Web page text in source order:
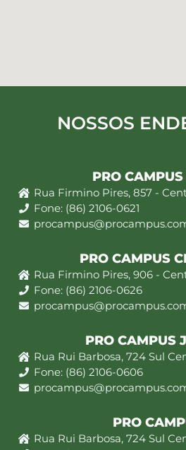
NOSSOS
PRO
Rua Firmino Pires, 857 -
Fone: (86) 2106-0621
PRO CAMPUS
Rua Firmino Pires, 906 -
Fone: (86) 2106-0626
PRO CAMPUS
Rua Rui Barbosa, 724 Sul
Fone: (86) 2106-0606
PRO
Rua Rui Barbosa, 724 Sul